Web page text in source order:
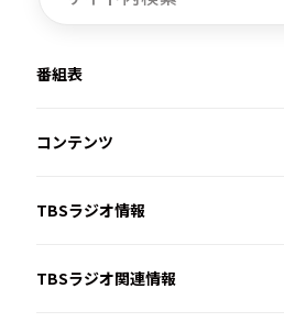
番組表
コンテンツ
TBSラジオ情報
TBSラジオ関連情報